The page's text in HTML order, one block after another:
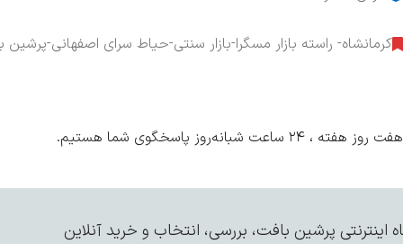
کرمانشاه- راسته بازار مسگرا-بازار سنتی-حیاط سرای اصفهانی-پرشین
هفت روز هفته ، ۲۴ ساعت شبانه‌روز پاسخگوی شما هستیم.
اینترنتی پرشین بافت، بررسی، انتخاب و خرید آنلاین